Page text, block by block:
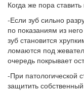
Когда же пора ставить
-Если зуб сильно
по показаниям из
зуб становится
ломаются под
очередь покрывает
-При патологической
защитить